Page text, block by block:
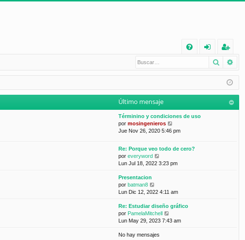
Q
nt
ifi
eg
ist
ra
Buscar
Último mensaje
Términino y condiciones de uso
por mosingenieros
e
l
i
e
s
Jue Nov 26, 2020 5:46 pm
Re: Porque veo todo de cero?
por everyword
e
t
m
o
m
Lun Jul 18, 2022 3:23 pm
Presentacion
por batman8
e
ú
l
t
m
Lun Dic 12, 2022 4:11 am
Re: Estudiar diseño gráfico
por PamelaMitchell
e
Lun May 29, 2023 7:43 am
No hay mensajes